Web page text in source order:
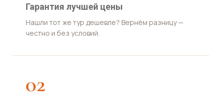
Гарантия лучшей цены
Нашли тот же тур дешевле? Вернём разницу —
честно и без условий.
02